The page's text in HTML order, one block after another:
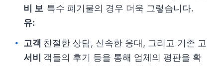
비 보
유:
특수 폐기물의 경우 더욱 그렇습니다.
고객
서비
친절한 상담, 신속한 응대, 그리고 기존 고
객들의 후기 등을 통해 업체의 평판을 확